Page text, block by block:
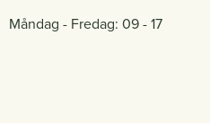
Måndag - Fredag: 09 - 17